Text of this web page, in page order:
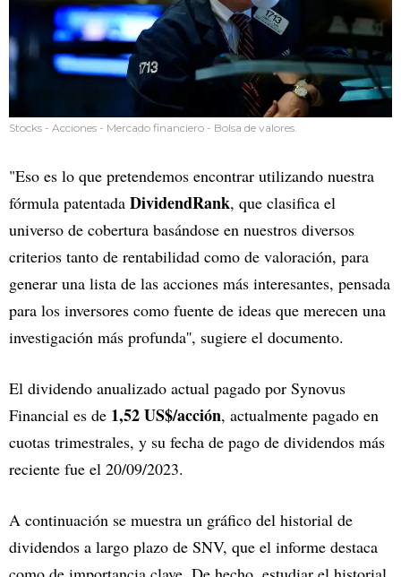
Stocks - Acciones - Mercado financiero - Bolsa de valores.
"Eso es lo que pretendemos encontrar utilizando nuestra
fórmula patentada DividendRank, que clasifica el
universo de cobertura basándose en nuestros diversos
criterios tanto de rentabilidad como de valoración, para
generar una lista de las acciones más interesantes, pensada
para los inversores como fuente de ideas que merecen una
investigación más profunda'', sugiere el documento.
El dividendo anualizado actual pagado por Synovus
Financial es de 1,52 US$/acción, actualmente pagado en
cuotas trimestrales, y su fecha de pago de dividendos más
reciente fue el 20/09/2023.
A continuación se muestra un gráfico del historial de
dividendos a largo plazo de SNV, que el informe destaca